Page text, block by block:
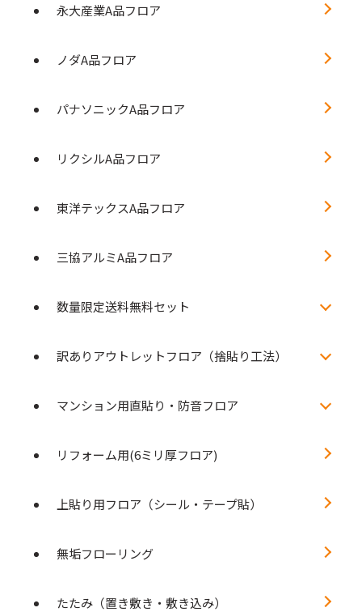
永大産業A品フロア
ノダA品フロア
パナソニックA品フロア
リクシルA品フロア
東洋テックスA品フロア
三協アルミA品フロア
数量限定送料無料セット
訳ありアウトレットフロア（捨貼り工法）
マンション用直貼り・防音フロア
リフォーム用(6ミリ厚フロア)
上貼り用フロア（シール・テープ貼）
無垢フローリング
たたみ（置き敷き・敷き込み）